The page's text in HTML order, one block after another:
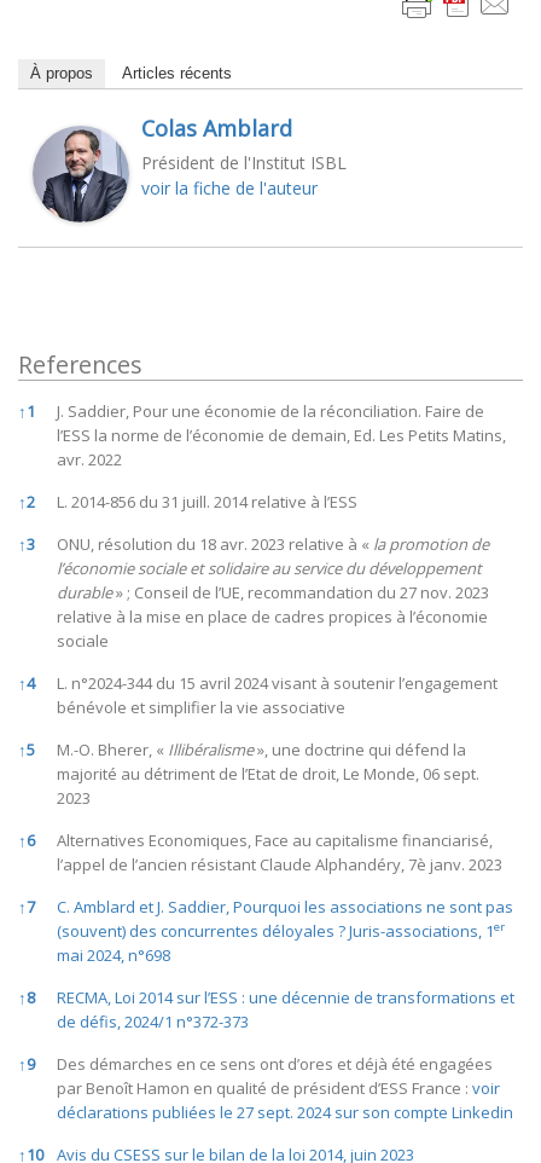
À propos Articles récents
Colas Amblard
Président de l'Institut ISBL
voir la fiche de l'auteur
References
References
↑1
J. Saddier, Pour une économie de la réconciliation. Faire de
l’ESS la norme de l’économie de demain, Ed. Les Petits Matins,
avr. 2022
↑2
L. 2014-856 du 31 juill. 2014 relative à l’ESS
↑3 ONU, résolution du 18 avr. 2023 relative à « la promotion de
l’économie sociale et solidaire au service du développement
durable» ; Conseil de l’UE, recommandation du 27 nov. 2023
relative à la mise en place de cadres propices à l’économie
sociale
↑4
L. n°2024-344 du 15 avril 2024 visant à soutenir l’engagement
bénévole et simplifier la vie associative
↑5 M.-O. Bherer, « Illibéralisme», une doctrine qui défend la
majorité au détriment de l’Etat de droit, Le Monde, 06 sept.
2023
↑6
Alternatives Economiques, Face au capitalisme financiarisé,
l’appel de l’ancien résistant Claude Alphandéry, 7è janv. 2023
↑7
C. Amblard et J. Saddier, Pourquoi les associations ne sont pas
(souvent) des concurrentes déloyales ? Juris-associations, 1er
mai 2024, n°698
↑8
RECMA, Loi 2014 sur l’ESS : une décennie de transformations et
de défis, 2024/1 n°372-373
↑9
Des démarches en ce sens ont d’ores et déjà été engagées
par Benoît Hamon en qualité de président d’ESS France : voir
déclarations publiées le 27 sept. 2024 sur son compte Linkedin
↑10
Avis du CSESS sur le bilan de la loi 2014, juin 2023